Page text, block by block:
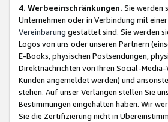
4. Werbeeinschränkungen. Sie werden
Unternehmen oder in Verbindung mit
Vereinbarung gestattet sind. Sie werden
Logos von uns oder unseren Partnern
E-Books, physischen Postsendungen,
Direktnachrichten von Ihren Social-
Kunden angemeldet werden) und
stehen. Auf unser Verlangen stellen Sie
Bestimmungen eingehalten haben. Wir
Sie die Zertifizierung nicht in